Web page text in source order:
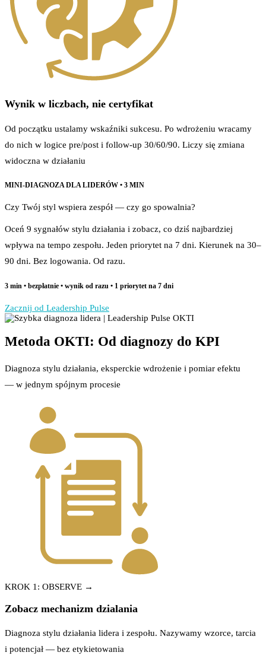
Wynik w liczbach, nie certyfikat
Od początku ustalamy wskaźniki sukcesu. Po wdrożeniu wracamy
do nich w logice pre/post i follow-up 30/60/90. Liczy się zmiana
widoczna w działaniu
MINI-DIAGNOZA DLA LIDERÓW • 3 MIN
Czy Twój styl wspiera zespół — czy go spowalnia?
Oceń 9 sygnałów stylu działania i zobacz, co dziś najbardziej
wpływa na tempo zespołu. Jeden priorytet na 7 dni. Kierunek na 30–
90 dni. Bez logowania. Od razu.
3 min • bezpłatnie • wynik od razu • 1 priorytet na 7 dni
Zacznij od Leadership Pulse
Metoda OKTI: Od diagnozy do KPI
Diagnoza stylu działania, eksperckie wdrożenie i pomiar efektu
— w jednym spójnym procesie
KROK 1: OBSERVE →
Zobacz mechanizm dzialania
Diagnoza stylu działania lidera i zespołu. Nazywamy wzorce, tarcia
i potencjał — bez etykietowania